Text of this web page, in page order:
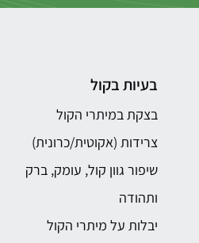
בעיות בקול
בצקת במיתרי הקול
צרידות (אקוטית/כרונית)
שיפור גוון קול, עומק, ברק
ותהודה
יבלות על מיתרי הקול